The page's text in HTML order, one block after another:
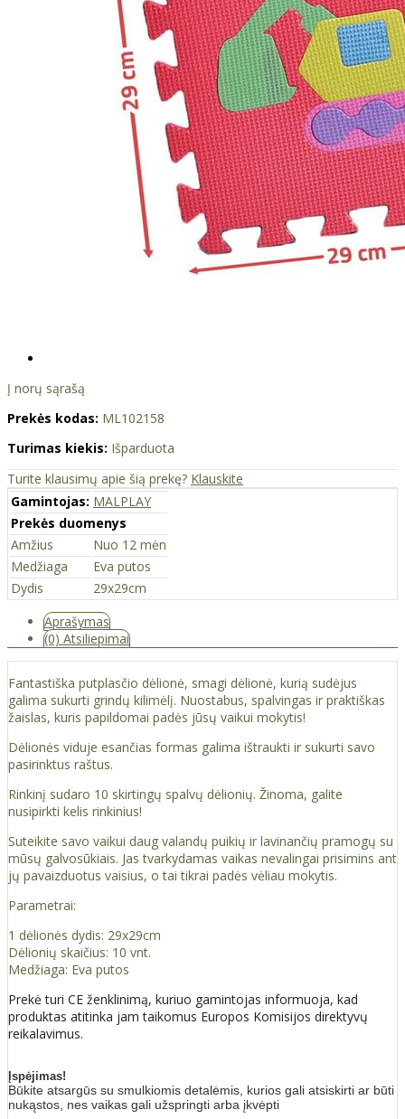
Į norų sąrašą
Prekės kodas: ML102158
Turimas kiekis: Išparduota
Turite klausimų apie šią prekę? Klauskite
Gamintojas: MALPLAY
Prekės duomenys
Amžius
Nuo 12 mėn
Medžiaga
Eva putos
Dydis
29x29cm
Aprašymas
(0) Atsiliepimai
Fantastiška putplasčio dėlionė, smagi dėlionė, kurią sudėjus
galima sukurti grindų kilimėlį. Nuostabus, spalvingas ir praktiškas
žaislas, kuris papildomai padės jūsų vaikui mokytis!
Dėlionės viduje esančias formas galima ištraukti ir sukurti savo
pasirinktus raštus.
Rinkinį sudaro 10 skirtingų spalvų dėlionių. Žinoma, galite
nusipirkti kelis rinkinius!
Suteikite savo vaikui daug valandų puikių ir lavinančių pramogų su
mūsų galvosūkiais. Jas tvarkydamas vaikas nevalingai prisimins ant
jų pavaizduotus vaisius, o tai tikrai padės vėliau mokytis.
Parametrai:
1 ​​dėlionės dydis: 29x29cm
Dėlionių skaičius: 10 vnt.
Medžiaga: Eva putos
Prekė turi CE ženklinimą, kuriuo gamintojas informuoja, kad
produktas atitinka jam taikomus Europos Komisijos direktyvų
reikalavimus.
Įspėjimas!
Būkite atsargūs su smulkiomis detalėmis, kurios gali atsiskirti ar būti
nukąstos, nes vaikas gali užspringti arba įkvėpti